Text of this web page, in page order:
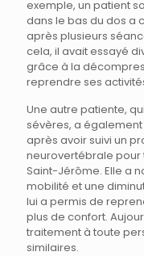
exemple, un patient
dans le bas du dos a
après plusieurs
cela, il avait essayé
grâce à la
reprendre ses
Une autre patiente,
sévères, a
après avoir suivi un
neurovertébrale pour
Saint-Jérôme. Elle a
mobilité et une
lui a permis de
plus de confort.
traitement à toute
similaires.